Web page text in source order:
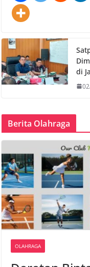
di
Berita Olahraga
OLAHRAGA